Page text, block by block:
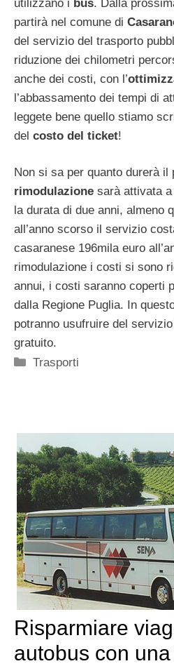
utilizzano i bus. Dalla
partirà nel comune di
del servizio del trasporto
riduzione dei chilometri
anche dei costi, con l’
l’abbassamento dei tempi di
leggete bene quello stiamo
del costo del ticket!
Non si sa per quanto durerà il
rimodulazione sarà attivata
la durata di due anni, almeno
all’anno scorso il servizio
casaranese 196mila euro
rimodulazione i costi si sono
annui, i costi saranno coperti
dalla Regione Puglia. In
potranno usufruire del
gratuito.
Categorie
Trasporti
Risparmiare
autobus con